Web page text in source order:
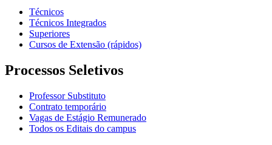
Técnicos
Técnicos Integrados
Superiores
Cursos de Extensão (rápidos)
Processos Seletivos
Professor Substituto
Contrato temporário
Vagas de Estágio Remunerado
Todos os Editais do campus